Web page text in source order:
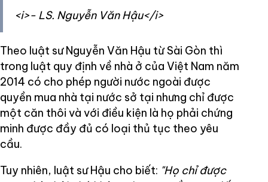
<i>- LS. Nguyễn Văn Hậu</i>
Theo luật sư Nguyễn Văn Hậu từ Sài Gòn thì
trong luật quy định về nhà ở của Việt Nam năm
2014 có cho phép người nước ngoài được
quyền mua nhà tại nước sở tại nhưng chỉ được
một căn thôi và với điều kiện là họ phải chứng
minh được đầy đủ có loại thủ tục theo yêu
cầu.
Tuy nhiên, luật sư Hậu cho biết: "Họ chỉ được